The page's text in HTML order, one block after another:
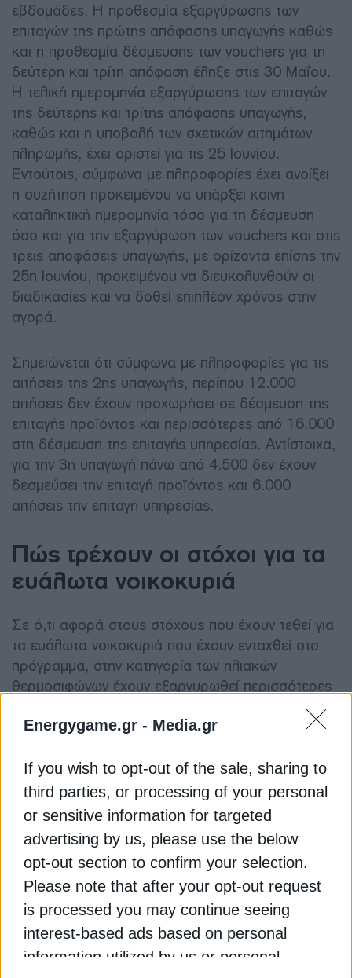
Energygame.gr - Media.gr
If you wish to opt-out of the sale, sharing to
third parties, or processing of your personal
or sensitive information for targeted
advertising by us, please use the below
opt-out section to confirm your selection.
Please note that after your opt-out request
is processed you may continue seeing
interest-based ads based on personal
information utilized by us or personal
εβδομάδες. Η προθεσμία εξαργύρωσης των
επιταγών της πρώτης απόφασης υπαγωγής καθώς
και η προθεσμία δέσμευσης των vouchers για τη
δεύτερη και τρίτη απόφαση έληξε στις 30 Μαΐου.
Η τελική ημερομηνία εξαργύρωσης των επιταγών
της δεύτερης και τρίτης απόφασης υπαγωγής,
καθώς και η υποβολή των σχετικών αιτημάτων
πληρωμής, έχει οριστεί για τις 25 Ιουνίου.
Εντούτοις, σύμφωνα με πληροφορίες έχει ανοίξει
η συζήτηση προκειμένου να υπάρξει κοινή
καταληκτική ημερομηνία τόσο για τη δέσμευση
όσο και για την εξαργύρωση των vouchers και στις
τρεις αποφάσεις υπαγωγής, με ορίζοντα επίσης την
25η Ιουνίου, προκειμένου να διευκολυνθούν οι
διαδικασίες και να δοθεί επιπλέον χρόνος στην
αγορά.
Σημειώνεται ότι σύμφωνα με πληροφορίες για τις
αιτήσεις της 2ης υπαγωγής, περίπου 12.000
αιτήσεις δεν έχουν προχωρήσει σε δέσμευση της
επιταγής προϊόντος και περισσότερες από 16.000
στη δέσμευση της επιταγής υπηρεσίας. Αντίστοιχα,
για την 3η υπαγωγή πάνω από 4.500 δεν έχουν
δεσμεύσει την επιταγή προϊόντος και 6.000
αιτήσεις την επιταγή υπηρεσίας.
Πώς τρέχουν οι στόχοι για τα
ευάλωτα νοικοκυριά
Σε ό,τι αφορά στους στόχους που έχουν τεθεί για
τα ευάλωτα νοικοκυριά που έχουν ενταχθεί στο
πρόγραμμα, στην κατηγορία των ηλιακών
θερμοσιφώνων έχουν εξαργυρωθεί περισσότερες
από 4.200 επιταγές, ποσοστό που αντιστοιχεί στο
77% του αναθεωρημένου στόχου των 5.500
πρόοδος είναι αισθητά χαμηλότερη. Έχουν
εξαργυρωθεί περί τις 850 επιταγές, δηλαδή
περίπου το 40% του αναθεωρημένου στόχου των
2.500 εγκαταστάσεων.
Πώς αποτυπώνονται οι
σχετικές επενδύσεις
Τα διαθέσιμα στοιχεία αποτυπώνουν και το ύψος
των επενδύσεων που πραγματοποιούνται μέσω του